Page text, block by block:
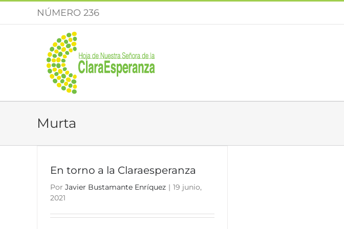
NÚMERO 236
Murta
En torno a la Claraesperanza
Por Javier Bustamante Enríquez | 19 junio,
2021